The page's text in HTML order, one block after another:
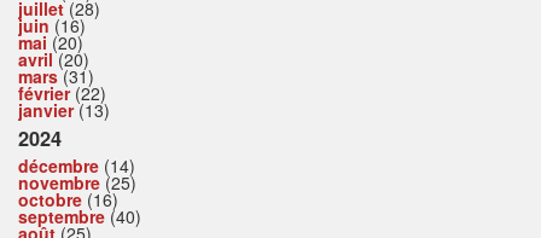
juillet(28)
juin (16)
mai (20)
avril(20)
mars(31)
février(22)
janvier(13)
2024
décembre (14)
novembre (25)
octobre (16)
septembre (40)